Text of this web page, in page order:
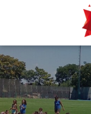
Panneau de gestion